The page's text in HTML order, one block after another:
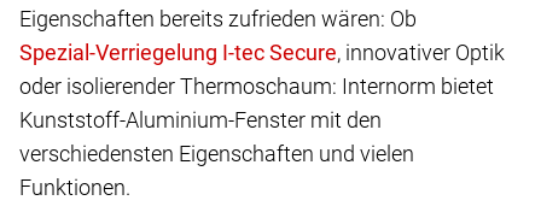
Eigenschaften bereits zufrieden wären: Ob
, innovativer Optik
oder isolierender Thermoschaum: Internorm bietet
Kunststoff-Aluminium-Fenster mit den
verschiedensten Eigenschaften und vielen
Funktionen.